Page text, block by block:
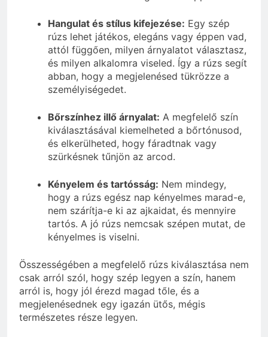
Hangulat és stílus kifejezése: Egy szép
rúzs lehet játékos, elegáns vagy éppen vad,
attól függően, milyen árnyalatot választasz,
és milyen alkalomra viseled. Így a rúzs segít
abban, hogy a megjelenésed tükrözze a
személyiségedet.
Bőrszínhez illő árnyalat: A megfelelő szín
kiválasztásával kiemelheted a bőrtónusod,
és elkerülheted, hogy fáradtnak vagy
szürkésnek tűnjön az arcod.
Kényelem és tartósság: Nem mindegy,
hogy a rúzs egész nap kényelmes marad-e,
nem szárítja-e ki az ajkaidat, és mennyire
tartós. A jó rúzs nemcsak szépen mutat, de
kényelmes is viselni.
Összességében a megfelelő rúzs kiválasztása nem
csak arról szól, hogy szép legyen a szín, hanem
arról is, hogy jól érezd magad tőle, és a
megjelenésednek egy igazán ütős, mégis
természetes része legyen.